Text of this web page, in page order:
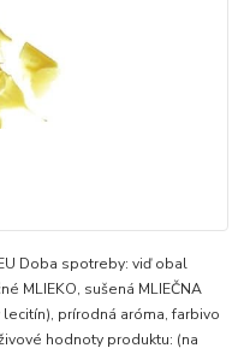
Doba spotreby: viď obal
MLIEKO, sušená MLIEČNA
prírodná aróma, farbivo
hodnoty produktu: (na